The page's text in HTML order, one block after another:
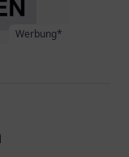
Werbung*